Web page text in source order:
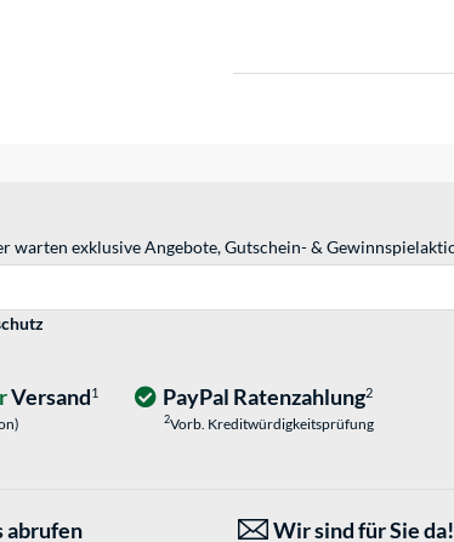
warten exklusive Angebote, Gutschein- &
Versand1 PayPal Ratenzahlung2
2Vorb. Kreditwürdigkeitsprüfung
abrufen Wir sind für Sie da!